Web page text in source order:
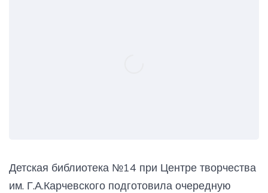
Детская библиотека №14 при Центре творчества
им. Г.А.Карчевского подготовила очередную